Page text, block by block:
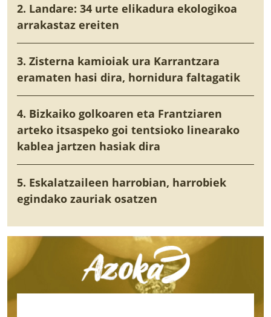
2. Landare: 34 urte elikadura ekologikoa
arrakastaz ereiten
3. Zisterna kamioiak ura Karrantzara
eramaten hasi dira, hornidura faltagatik
4. Bizkaiko golkoaren eta Frantziaren
arteko itsaspeko goi tentsioko linearako
kablea jartzen hasiak dira
5. Eskalatzaileen harrobian, harrobiek
egindako zauriak osatzen